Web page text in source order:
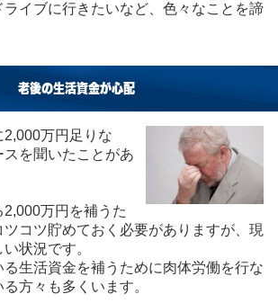
イブに行きたいなど、色々なことを諦
老後の生活資金が心配
万円足りな
を聞いたことがあ
万円を補うた
コツ貯めておく必要がありますが、現
状況です。
る生活資金を補うために肉体労働を行な
方々も多くいます。